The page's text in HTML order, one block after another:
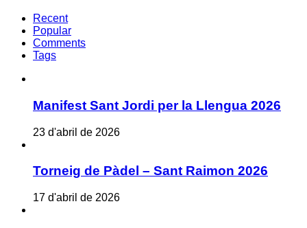
Recent
Popular
Comments
Tags
Manifest Sant Jordi per la Llengua 2026
23 d'abril de 2026
Torneig de Pàdel – Sant Raimon 2026
17 d'abril de 2026